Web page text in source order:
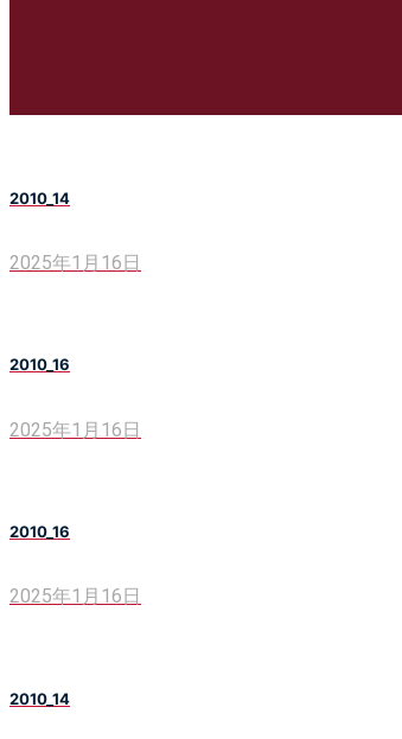
2010_14
2025年1月16日
2010_16
2025年1月16日
2010_16
2025年1月16日
2010_14